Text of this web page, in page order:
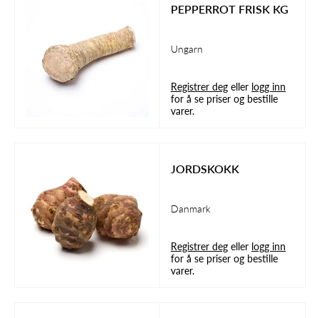
PEPPERROT FRISK KG
Ungarn
Registrer deg eller logg inn
for å se priser og bestille
varer.
JORDSKOKK
Danmark
Registrer deg eller logg inn
for å se priser og bestille
varer.